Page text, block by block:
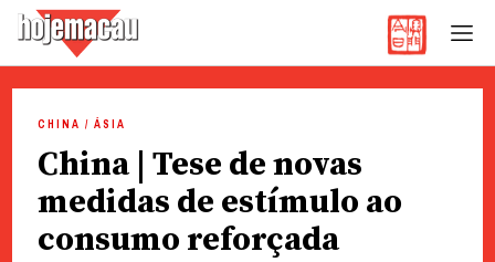
content
CHINA / ÁSIA
China | Tese de novas
medidas de estímulo ao
consumo reforçada